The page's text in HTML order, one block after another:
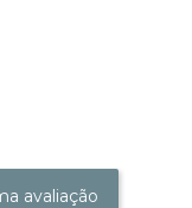
avaliação